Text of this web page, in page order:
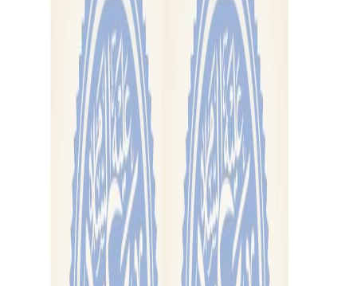
Resonansi
Sejarah
Iqtishodia
Sastra
Literasi Umat